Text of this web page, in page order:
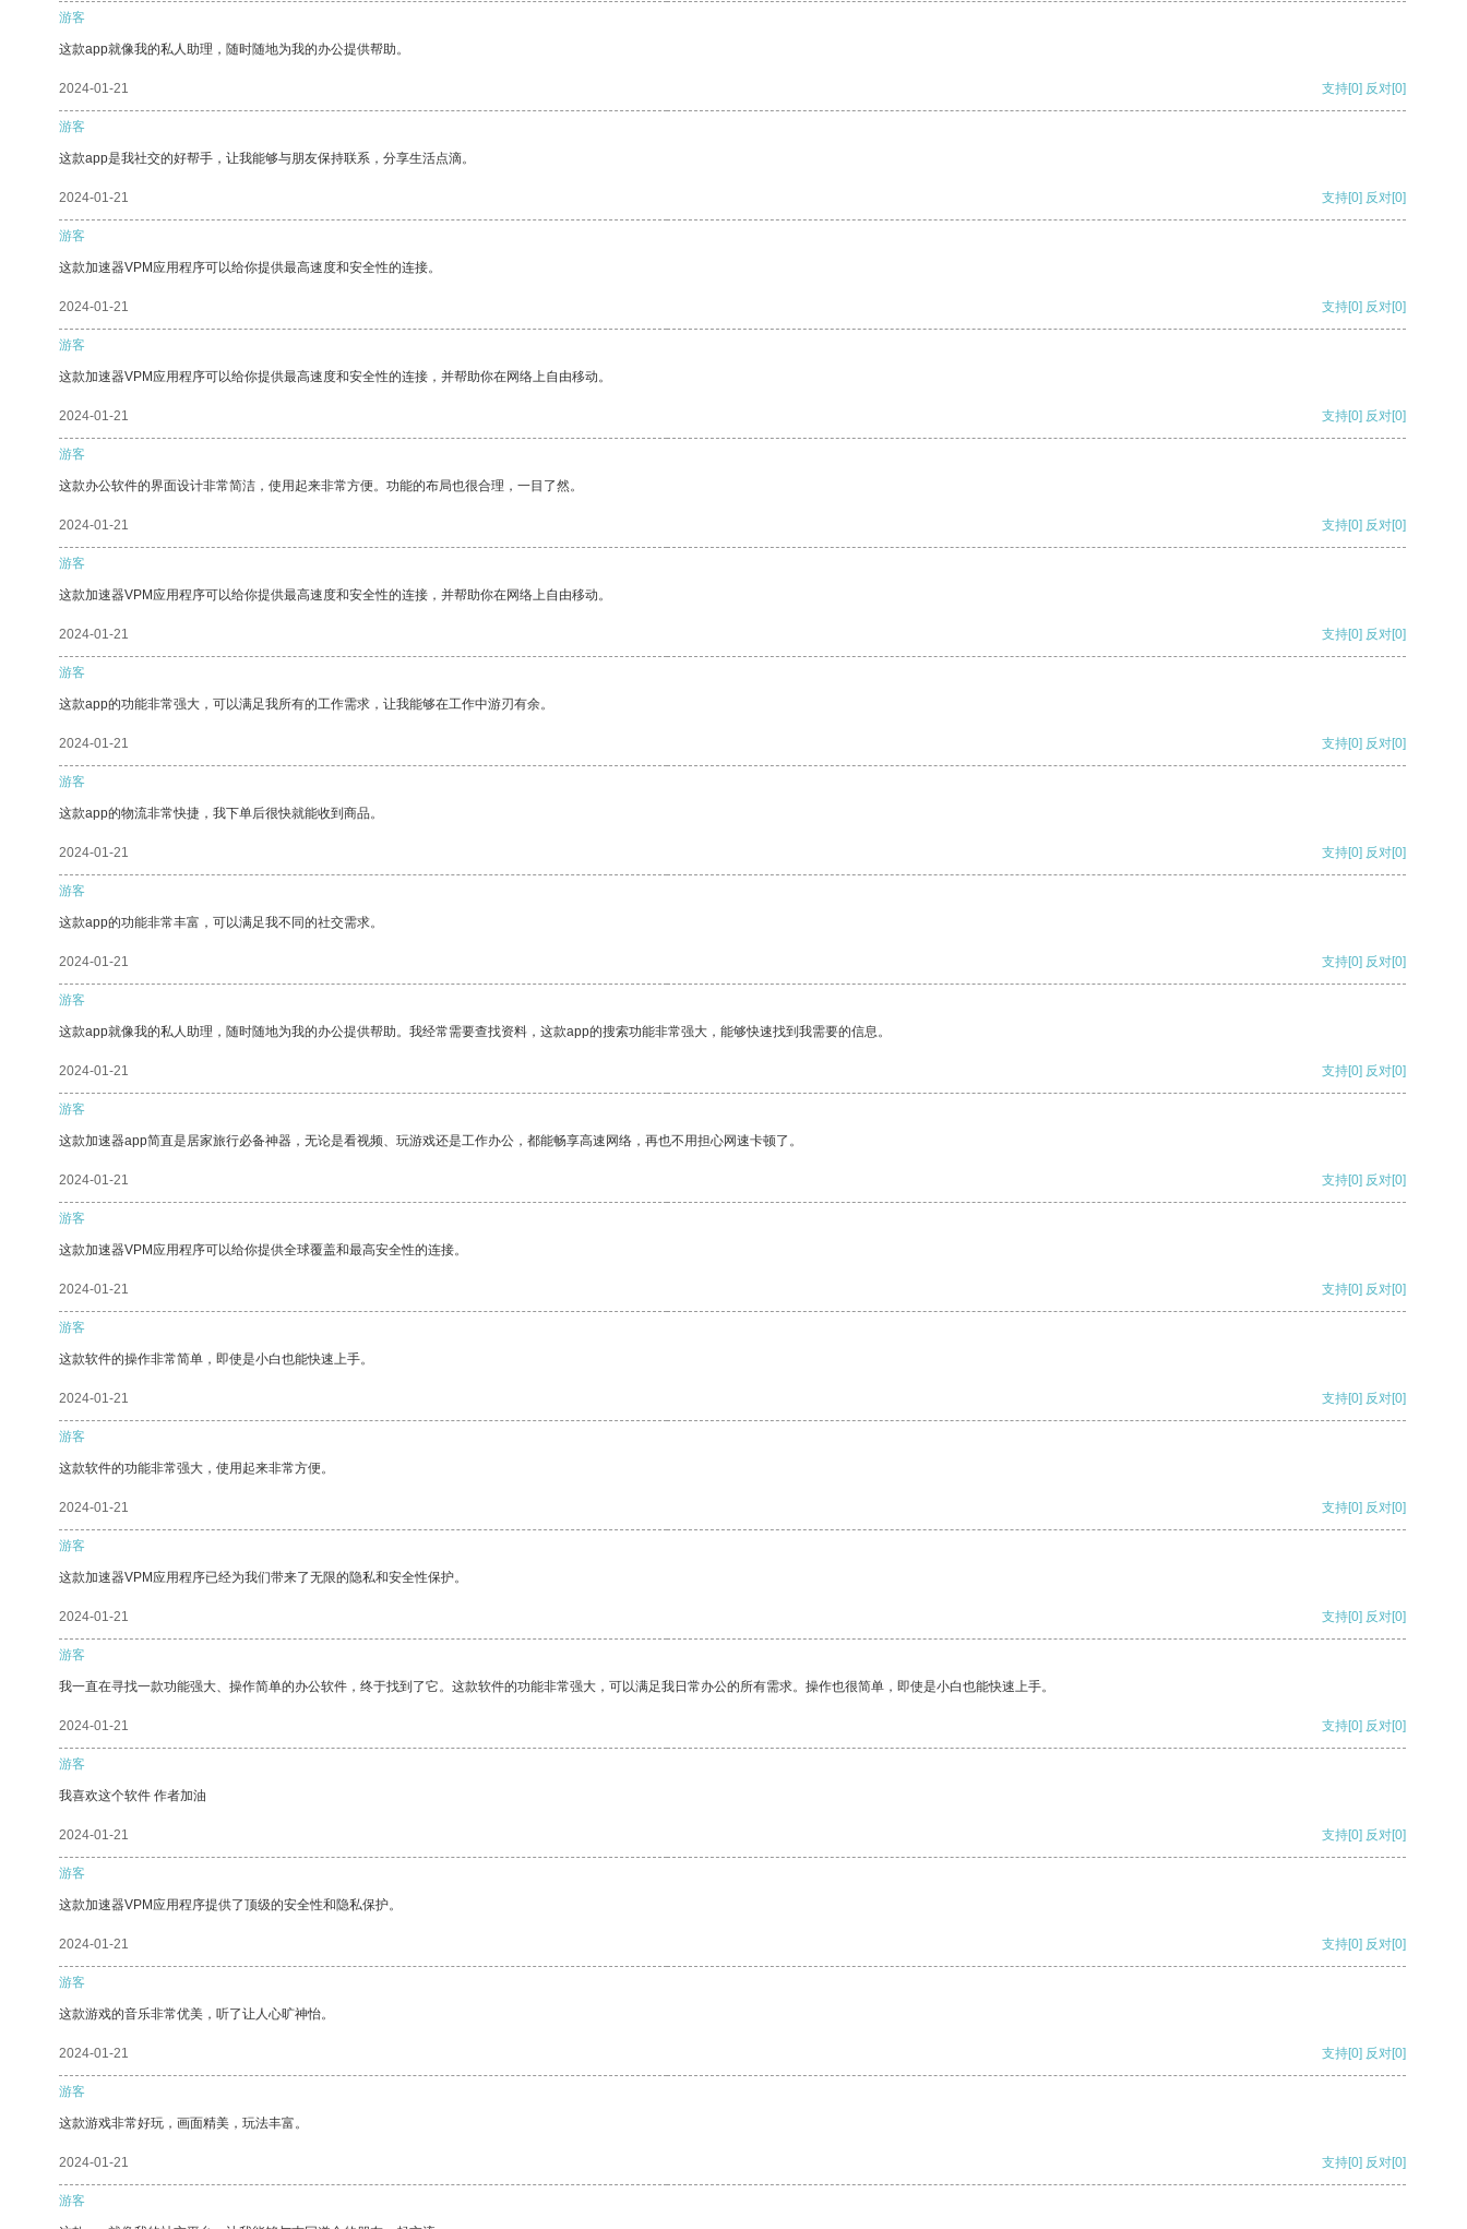
游客
这款app就像我的私人助理，随时随地为我的办公提供帮助。
2024-01-21 支持[0] 反对[0]
游客
这款app是我社交的好帮手，让我能够与朋友保持联系，分享生活点滴。
2024-01-21 支持[0] 反对[0]
游客
这款加速器VPM应用程序可以给你提供最高速度和安全性的连接。
2024-01-21 支持[0] 反对[0]
游客
这款加速器VPM应用程序可以给你提供最高速度和安全性的连接，并帮助你在网络上自由移动。
2024-01-21 支持[0] 反对[0]
游客
这款办公软件的界面设计非常简洁，使用起来非常方便。功能的布局也很合理，一目了然。
2024-01-21 支持[0] 反对[0]
游客
这款加速器VPM应用程序可以给你提供最高速度和安全性的连接，并帮助你在网络上自由移动。
2024-01-21 支持[0] 反对[0]
游客
这款app的功能非常强大，可以满足我所有的工作需求，让我能够在工作中游刃有余。
2024-01-21 支持[0] 反对[0]
游客
这款app的物流非常快捷，我下单后很快就能收到商品。
2024-01-21 支持[0] 反对[0]
游客
这款app的功能非常丰富，可以满足我不同的社交需求。
2024-01-21 支持[0] 反对[0]
游客
这款app就像我的私人助理，随时随地为我的办公提供帮助。我经常需要查找资料，这款app的搜索功能非常强大，能够快速找到我需要的信息。
2024-01-21 支持[0] 反对[0]
游客
这款加速器app简直是居家旅行必备神器，无论是看视频、玩游戏还是工作办公，都能畅享高速网络，再也不用担心网速卡顿了。
2024-01-21 支持[0] 反对[0]
游客
这款加速器VPM应用程序可以给你提供全球覆盖和最高安全性的连接。
2024-01-21 支持[0] 反对[0]
游客
这款软件的操作非常简单，即使是小白也能快速上手。
2024-01-21 支持[0] 反对[0]
游客
这款软件的功能非常强大，使用起来非常方便。
2024-01-21 支持[0] 反对[0]
游客
这款加速器VPM应用程序已经为我们带来了无限的隐私和安全性保护。
2024-01-21 支持[0] 反对[0]
游客
我一直在寻找一款功能强大、操作简单的办公软件，终于找到了它。这款软件的功能非常强大，可以满足我日常办公的所有需求。操作也很简单，即使是小白也能快速上手。
2024-01-21 支持[0] 反对[0]
游客
我喜欢这个软件 作者加油
2024-01-21 支持[0] 反对[0]
游客
这款加速器VPM应用程序提供了顶级的安全性和隐私保护。
2024-01-21 支持[0] 反对[0]
游客
这款游戏的音乐非常优美，听了让人心旷神怡。
2024-01-21 支持[0] 反对[0]
游客
这款游戏非常好玩，画面精美，玩法丰富。
2024-01-21 支持[0] 反对[0]
游客